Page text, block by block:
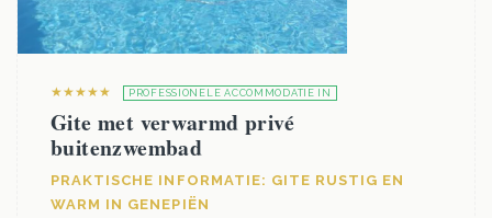
★★★★★ PROFESSIONELE ACCOMMODATIE IN
Gite met verwarmd privé
buitenzwembad
PRAKTISCHE INFORMATIE: GITE RUSTIG EN
WARM IN GENEPIËN